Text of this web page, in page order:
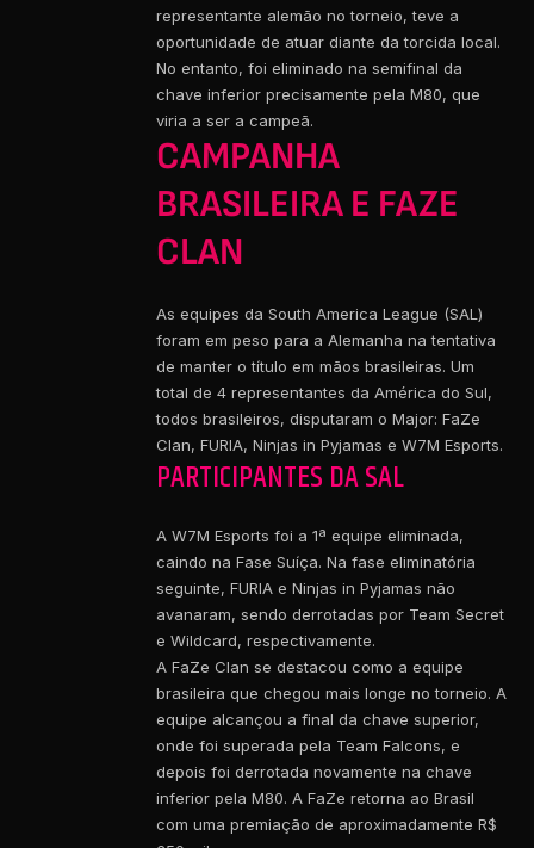
representante alemão no torneio, teve a
oportunidade de atuar diante da torcida local.
No entanto, foi eliminado na semifinal da
chave inferior precisamente pela M80, que
viria a ser a campeã.
CAMPANHA
BRASILEIRA E FAZE
CLAN
As equipes da South America League (SAL)
foram em peso para a Alemanha na tentativa
de manter o título em mãos brasileiras. Um
total de 4 representantes da América do Sul,
todos brasileiros, disputaram o Major: FaZe
Clan, FURIA, Ninjas in Pyjamas e W7M Esports.
PARTICIPANTES DA SAL
A W7M Esports foi a 1ª equipe eliminada,
caindo na Fase Suíça. Na fase eliminatória
seguinte, FURIA e Ninjas in Pyjamas não
avanaram, sendo derrotadas por Team Secret
e Wildcard, respectivamente.
A FaZe Clan se destacou como a equipe
brasileira que chegou mais longe no torneio. A
equipe alcançou a final da chave superior,
onde foi superada pela Team Falcons, e
depois foi derrotada novamente na chave
inferior pela M80. A FaZe retorna ao Brasil
com uma premiação de aproximadamente R$